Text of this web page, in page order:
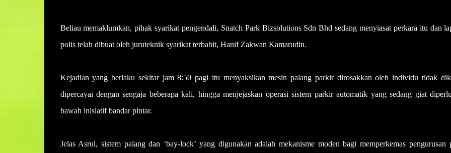
Beliau memaklumkan, pihak syarikat pengendali, Snatch Park Bizsolutions Sdn Bhd sedang menyiasat perkara itu dan
polis telah dibuat oleh juruteknik syarikat terbabit, Hanif Zakwan Kamarudin.
Kejadian yang berlaku sekitar jam 8:50 pagi itu menyaksikan mesin palang parkir dirosakkan oleh individu tidak
dipercayai dengan sengaja beberapa kali, hingga menjejaskan operasi sistem parkir automatik yang sedang giat
bawah inisiatif bandar pintar.
Jelas Asrul, sistem palang dan ‘bay-lock’ yang digunakan adalah mekanisme moden bagi memperkemas pengurusan